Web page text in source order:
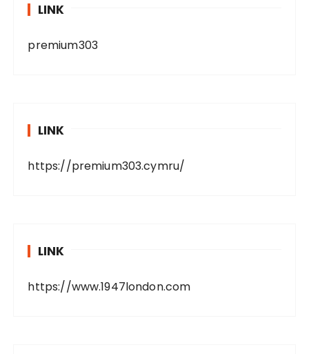
LINK
premium303
LINK
https://premium303.cymru/
LINK
https://www.1947london.com